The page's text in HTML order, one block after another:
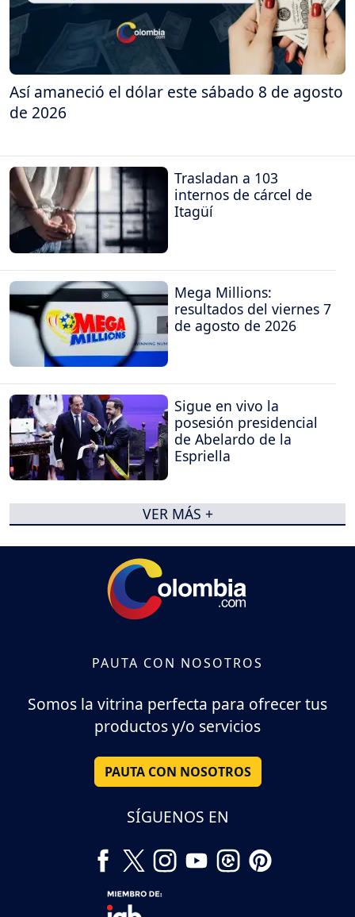
Así amaneció el dólar este sábado 8 de agosto
de 2026
Trasladan a 103
internos de cárcel de
Itagüí
Mega Millions:
resultados del viernes 7
de agosto de 2026
Sigue en vivo la
posesión presidencial
de Abelardo de la
Espriella
VER MÁS +
PAUTA CON NOSOTROS
Somos la vitrina perfecta para ofrecer tus
productos y/o servicios
PAUTA CON NOSOTROS
SÍGUENOS EN